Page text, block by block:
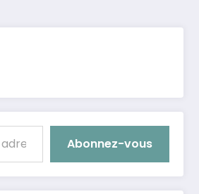
Abonnez-vous